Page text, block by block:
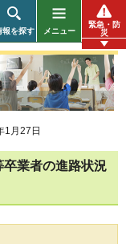
報を探す メニュー
緊急・防
災
1月27日
業者の進路状況